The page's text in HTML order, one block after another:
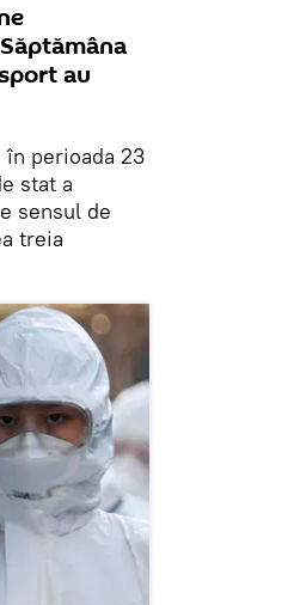
au
perioada 23
stat a
sensul de
treia